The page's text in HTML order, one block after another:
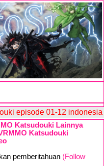
episode 01-12 indonesia
Katsudouki Lainnya
Katsudouki
pemberitahuan (Follow